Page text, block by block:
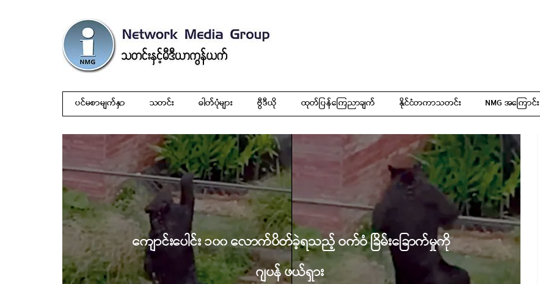
ပင်မစာမျက်နှာ သတင်း ဓါတ်ပုံများ ဗွီဒီယို ထုတ်ပြန်ကြေညာချက် နိုင်ငံတကာသတင်း NMG အကြောင်း
ကျောင်းပေါင်း ၁၀၀ လောက်ပိတ်ခဲ့ရသည့် ဝက်ဝံ ခြိမ်းခြောက်မှုကို
ဂျပန် ဖယ်ရှား